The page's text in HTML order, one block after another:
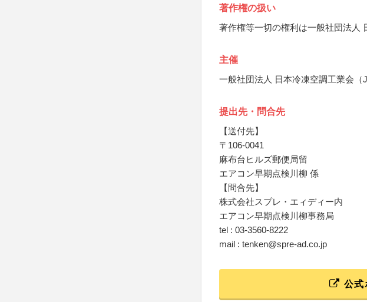
著作権の扱い
著作権等一切の権利は一般社団法人
主催
一般社団法人 日本冷凍空調工業会（
提出先・問合先
【送付先】
〒106-0041
麻布台ヒルズ郵便局留
エアコン早期点検川柳 係
【問合先】
株式会社スプレ・エィディー内
エアコン早期点検川柳事務局
tel : 03-3560-8222
mail : tenken@spre-ad.co.jp
公式